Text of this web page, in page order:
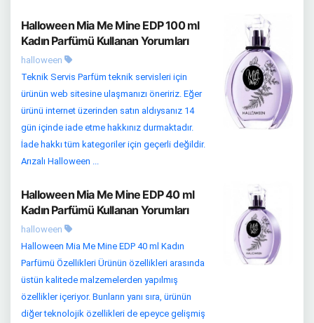
Halloween Mia Me Mine EDP 100 ml
Kadın Parfümü Kullanan Yorumları
halloween
Teknik Servis Parfüm teknik servisleri için
ürünün web sitesine ulaşmanızı öneririz. Eğer
ürünü internet üzerinden satın aldıysanız 14
gün içinde iade etme hakkınız durmaktadır.
İade hakkı tüm kategoriler için geçerli değildir.
Arızalı Halloween ...
Halloween Mia Me Mine EDP 40 ml
Kadın Parfümü Kullanan Yorumları
halloween
Halloween Mia Me Mine EDP 40 ml Kadın
Parfümü Özellikleri Ürünün özellikleri arasında
üstün kalitede malzemelerden yapılmış
özellikler içeriyor. Bunların yanı sıra, ürünün
diğer teknolojik özellikleri de epeyce gelişmiş